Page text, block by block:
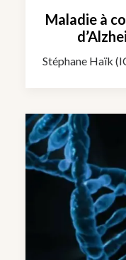
Maladie à
Stéphane Haïk